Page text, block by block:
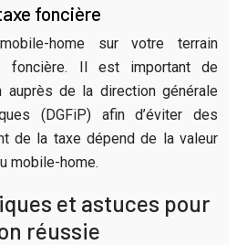
foncière
mobile-home sur votre terrain
foncière. Il est important de
auprès de la direction générale
(DGFiP) afin d’éviter des
de la taxe dépend de la valeur
mobile-home.
et astuces pour
réussie